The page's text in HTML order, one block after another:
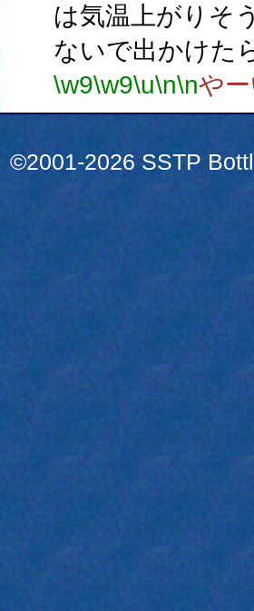
は気温上がりそ
ないで出かけた
\w9\w9\u\n\nや
©2001-2026 SSTP